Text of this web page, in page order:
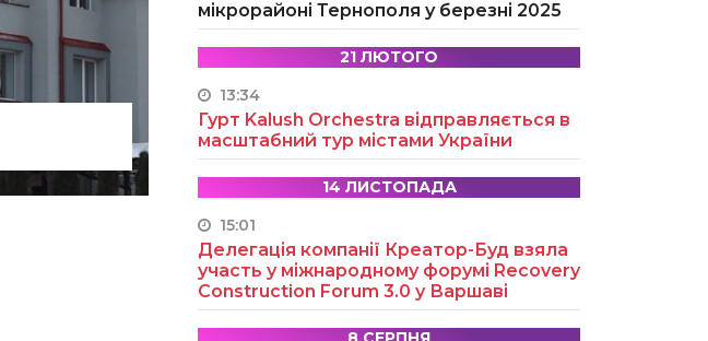
мікрорайоні Тернополя у березні 2025
21 ЛЮТОГО
13:34
Гурт Kalush Orchestra відправляється в
масштабний тур містами України
14 ЛИСТОПАДА
15:01
Делегація компанії Креатор-Буд взяла
участь у міжнародному форумі Recovery
Construction Forum 3.0 у Варшаві